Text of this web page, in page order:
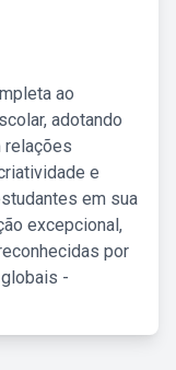
ao
adotando
relações
e
em sua
excepcional,
por
-